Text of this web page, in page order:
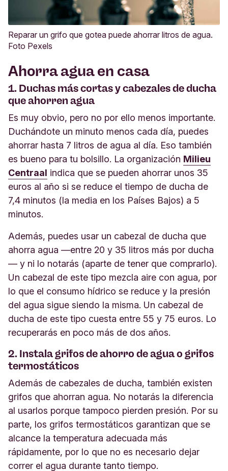
Reparar un grifo que gotea puede ahorrar litros de agua.
Foto Pexels
Ahorra agua en casa
1. Duchas más cortas y cabezales de ducha
que ahorren agua
Es muy obvio, pero no por ello menos importante.
Duchándote un minuto menos cada día, puedes
ahorrar hasta 7 litros de agua al día. Eso también
es bueno para tu bolsillo. La organización Milieu
Centraal indica que se pueden ahorrar unos 35
euros al año si se reduce el tiempo de ducha de
7,4 minutos (la media en los Países Bajos) a 5
minutos.
Además, puedes usar un cabezal de ducha que
ahorra agua —entre 20 y 35 litros más por ducha
— y ni lo notarás (aparte de tener que comprarlo).
Un cabezal de este tipo mezcla aire con agua, por
lo que el consumo hídrico se reduce y la presión
del agua sigue siendo la misma. Un cabezal de
ducha de este tipo cuesta entre 55 y 75 euros. Lo
recuperarás en poco más de dos años.
2. Instala grifos de ahorro de agua o grifos
termostáticos
Además de cabezales de ducha, también existen
grifos que ahorran agua. No notarás la diferencia
al usarlos porque tampoco pierden presión. Por su
parte, los grifos termostáticos garantizan que se
alcance la temperatura adecuada más
rápidamente, por lo que no es necesario dejar
correr el agua durante tanto tiempo.